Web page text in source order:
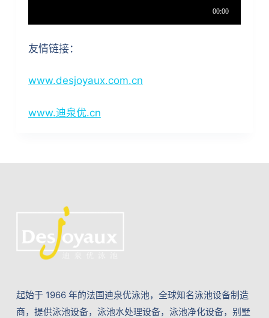
友情链接：
www.desjoyaux.com.cn
www.迪泉优.cn
起始于 1966 年的法国迪泉优泳池，全球知名泳池设备制造
商，提供泳池设备，泳池水处理设备，泳池净化设备，别墅